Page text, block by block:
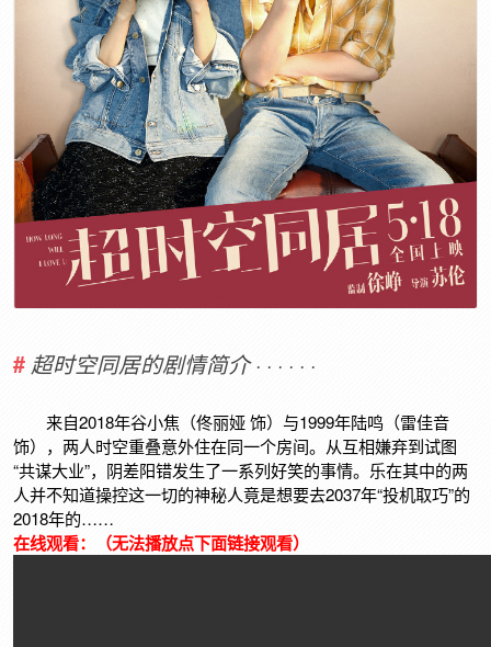
超时空同居的剧情简介· · · · · ·
来自2018年谷小焦（佟丽娅 饰）与1999年陆鸣（雷佳音
饰），两人时空重叠意外住在同一个房间。从互相嫌弃到试图
“共谋大业”，阴差阳错发生了一系列好笑的事情。乐在其中的两
人并不知道操控这一切的神秘人竟是想要去2037年“投机取巧”的
2018年的……
在线观看：（无法播放点下面链接观看）